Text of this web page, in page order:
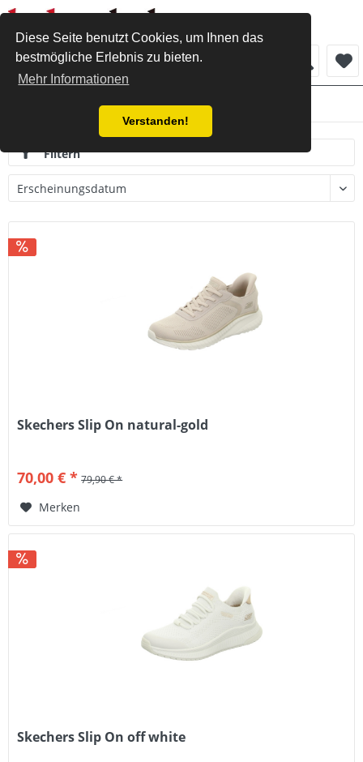
Diese Seite benutzt Cookies, um Ihnen das
bestmögliche Erlebnis zu bieten.
Mehr Informationen
Verstanden!
Menü
Filtern
Skechers Slip On natural-gold
70,00 € * 79,90 € *
Merken
Skechers Slip On off white